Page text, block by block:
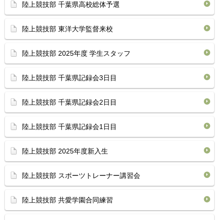
陸上競技部 千葉県高校総体予選
陸上競技部 東洋大学監督来校
陸上競技部 2025年度 学生スタッフ
陸上競技部 千葉県記録会3日目
陸上競技部 千葉県記録会2日目
陸上競技部 千葉県記録会1日目
陸上競技部 2025年度新入生
陸上競技部 スポーツトレーナー講習会
陸上競技部 共愛学園合同練習